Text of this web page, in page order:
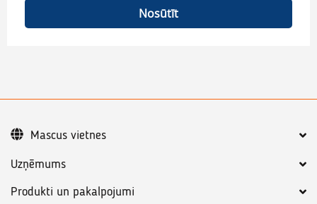
Nosūtīt
Uzņēmums
Produkti un pakalpojumi
Mascus vietnes